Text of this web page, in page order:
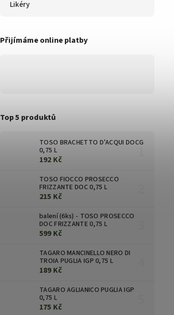
Likéry
Přijímáme online platby
Top 5 produktů
TOSO BRACHETTO D’ACQUI DOCG
0,75 L
192 Kč
TOSO FIOCCO PROSECCO
FRIZZANTE DOC 0,75 L
215 Kč
balení (6ks) - TOSO PROSECCO
DOC FRIZZANTE 0,75 L
599 Kč
TAGARO MANCINELLO NERO DI
TROIA PUGLIA IGP 0,75 L
189 Kč
TAGARO AGLIANICO PUGLIA IGP
0,75 L
175 Kč